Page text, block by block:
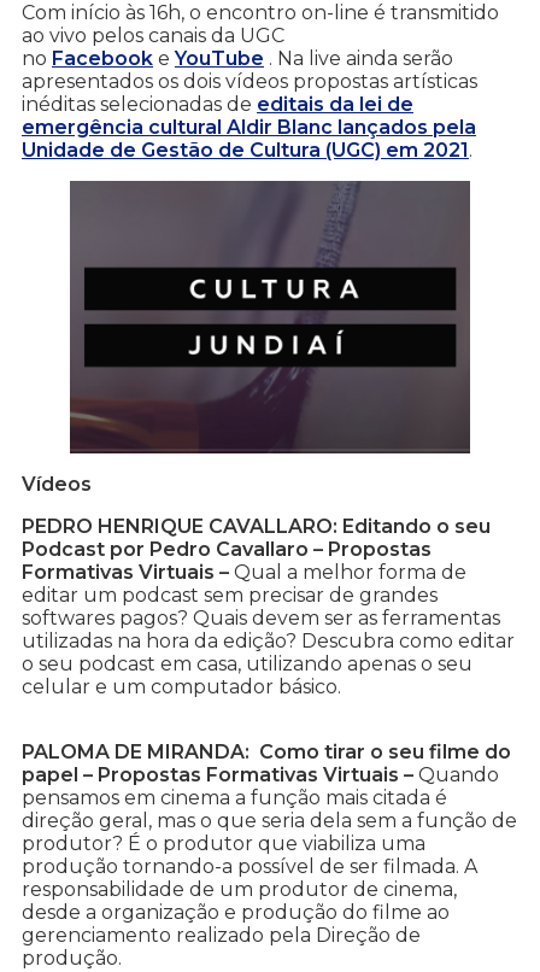
Com início às 16h, o encontro on-line é transmitido
ao vivo pelos canais da UGC
no Facebook eYouTube . Na live ainda serão
apresentados os dois vídeos propostas artísticas
inéditas selecionadas de editais da lei de
emergência cultural Aldir Blanc lançados pela
Unidade de Gestão de Cultura (UGC) em 2021.
Vídeos
PEDRO HENRIQUE CAVALLARO: Editando o seu
Podcast por Pedro Cavallaro – Propostas
Formativas Virtuais – Qual a melhor forma de
editar um podcast sem precisar de grandes
softwares pagos? Quais devem ser as ferramentas
utilizadas na hora da edição? Descubra como editar
o seu podcast em casa, utilizando apenas o seu
celular e um computador básico.
PALOMA DE MIRANDA: Como tirar o seu filme do
papel – Propostas Formativas Virtuais – Quando
pensamos em cinema a função mais citada é
direção geral, mas o que seria dela sem a função de
produtor? É o produtor que viabiliza uma
produção tornando-a possível de ser filmada. A
responsabilidade de um produtor de cinema,
desde a organização e produção do filme ao
gerenciamento realizado pela Direção de
produção.